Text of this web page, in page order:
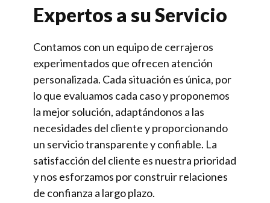
Expertos a su Servicio
Contamos con un equipo de cerrajeros
experimentados que ofrecen atención
personalizada. Cada situación es única, por
lo que evaluamos cada caso y proponemos
la mejor solución, adaptándonos a las
necesidades del cliente y proporcionando
un servicio transparente y confiable. La
satisfacción del cliente es nuestra prioridad
y nos esforzamos por construir relaciones
de confianza a largo plazo.